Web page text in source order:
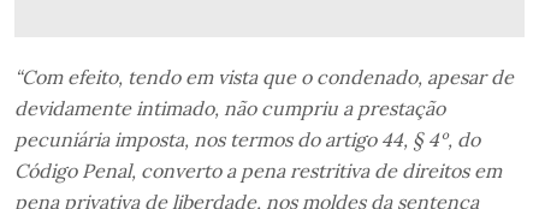
“Com efeito, tendo em vista que o condenado, apesar de
devidamente intimado, não cumpriu a prestação
pecuniária imposta, nos termos do artigo 44, § 4º, do
Código Penal, converto a pena restritiva de direitos em
pena privativa de liberdade, nos moldes da sentença